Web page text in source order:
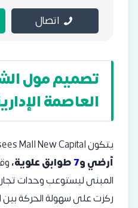
اتصال
تصميم مول
العاصمة
يتكون Champs Elysees Mall New Capital من
أرضي و7طوابق علوية،
المبنى ليستوعب وحدات
ركزت على سهولة الحركة بين